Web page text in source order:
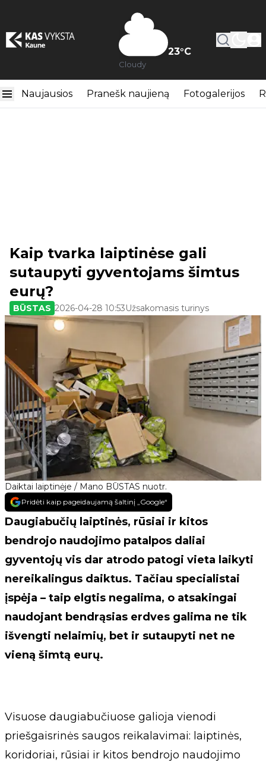
23°C
Cloudy
Naujausios Pranešk naujieną Fotogalerijos
Daiktai laiptinėje / Mano BŪSTAS nuotr.
Kaip tvarka laiptinėse gali
sutaupyti gyventojams šimtus
eurų?
BŪSTAS 2026-04-28 10:53Užsakomasis turinys
Pridėti kaip pageidaujamą šaltinį „Google“
Daugiabučių laiptinės, rūsiai ir kitos
bendrojo naudojimo patalpos daliai
gyventojų vis dar atrodo patogi vieta laikyti
nereikalingus daiktus. Tačiau specialistai
įspėja – taip elgtis negalima, o atsakingai
naudojant bendrąsias erdves galima ne tik
išvengti nelaimių, bet ir sutaupyti net ne
vieną šimtą eurų.
Visuose daugiabučiuose galioja vienodi
priešgaisrinės saugos reikalavimai: laiptinės,
koridoriai, rūsiai ir kitos bendrojo naudojimo